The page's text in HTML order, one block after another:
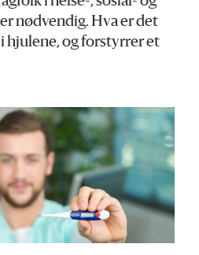
nødvendig. Hva er det
hjulene, og forstyrrer et